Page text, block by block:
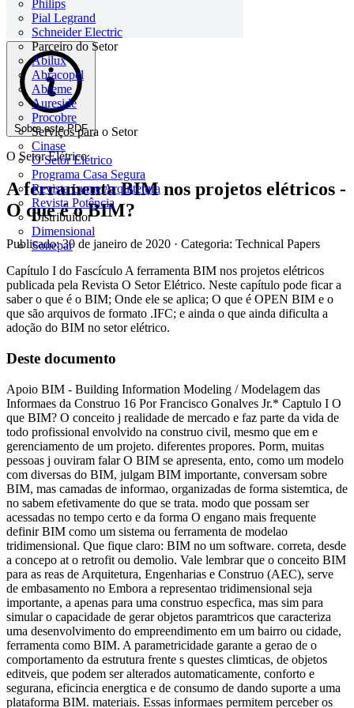
Philips
Pial Legrand
Schneider Electric
Parceiro do Setor
Abilux
Abracopel
Abreme
Aureside
Procobre
Serviços para o Setor
Cinase
O Setor Elétrico
Programa Casa Segura
Revista Lume Arquitetura
Revista Potência
Distribuidor
Dimensional
Sonepar
Sobre este PDF
O Setor Elétrico
A ferramenta BIM nos projetos elétricos -
O que é o BIM?
Publicado: 30 de janeiro de 2020 · Categoria: Technical Papers
Capítulo I do Fascículo A ferramenta BIM nos projetos elétricos
publicada pela Revista O Setor Elétrico. Neste capítulo pode ficar a
saber o que é o BIM; Onde ele se aplica; O que é OPEN BIM e o
que são arquivos de formato .IFC; e ainda o que ainda dificulta a
adoção do BIM no setor elétrico.
Deste documento
Apoio BIM - Building Information Modeling / Modelagem das
Informaes da Construo 16 Por Francisco Gonalves Jr.* Captulo I O
que BIM? O conceito j realidade de mercado e faz parte da vida de
todo profissional envolvido na construo civil, mesmo que em e
gerenciamento de um projeto. diferentes propores. Porm, muitas
pessoas j ouviram falar O BIM se apresenta, ento, como um modelo
com diversas do BIM, julgam BIM importante, conversam sobre
BIM, mas camadas de informao, organizadas de forma sistemtica, de
no sabem efetivamente do que se trata. modo que possam ser
acessadas no tempo certo e da forma O engano mais frequente
definir BIM como um sistema ou ferramenta de modelao
tridimensional. Que fique claro: BIM no um software. correta, desde
a concepo at o retrofit ou demolio. Vale lembrar que o conceito BIM
para as reas de Arquitetura, Engenharias e Construo (AEC), serve
de embasamento no Embora a representao tridimensional seja
importante, a apenas para uma construo especfica, mas sim para
simular o capacidade de gerar objetos paramtricos que caracteriza
uma desenvolvimento do empreendimento em um bairro ou cidade,
ferramenta como BIM. A parametricidade garante a gerao de o
comportamento da estrutura frente s questes climticas, de objetos
editveis, que podem ser alterados automaticamente, conforto e
segurana, eficincia energtica e de consumo de dando suporte a uma
plataforma BIM. materiais. Essas informaes permitem perceber os